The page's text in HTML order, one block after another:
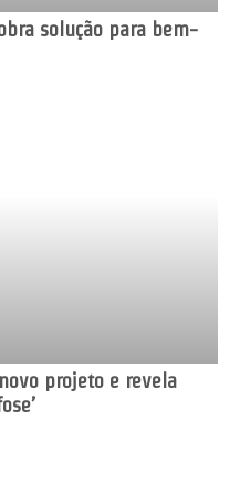
solução para bem-
projeto e revela